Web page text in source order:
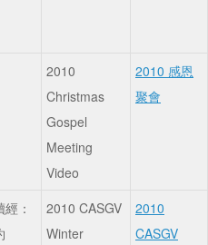
2010
Christmas
Gospel
Meeting
Video
2010 感恩
聚會
經：
2010 CASGV
Winter
2010
CASGV